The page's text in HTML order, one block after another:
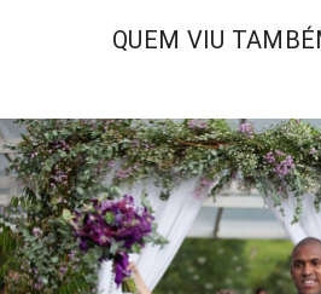
QUEM VIU